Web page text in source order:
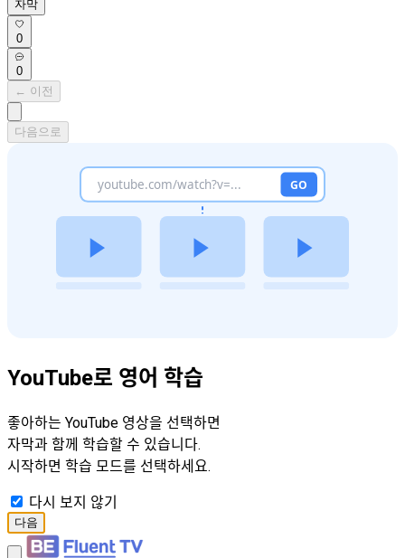
자막
0
0
← 이전
다음으로
YouTube로 영어 학습
좋아하는 YouTube 영상을 선택하면
자막과 함께 학습할 수 있습니다.
시작하면 학습 모드를 선택하세요.
다시 보지 않기
다음